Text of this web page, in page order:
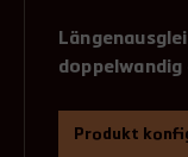
doppelwandig
Produkt